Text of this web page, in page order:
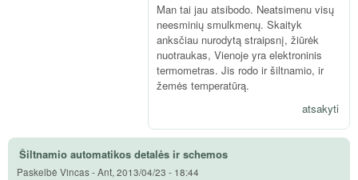
Man tai jau atsibodo. Neatsimenu visų
neesminių smulkmenų. Skaityk
anksčiau nurodytą straipsnį, žiūrėk
nuotraukas, Vienoje yra elektroninis
termometras. Jis rodo ir šiltnamio, ir
žemės temperatūrą.
atsakyti
Šiltnamio automatikos detalės ir schemos
Paskelbė Vincas-Ant, 2013/04/23 - 18:44